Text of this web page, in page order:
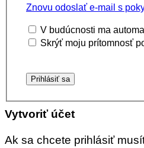
Znovu odoslať e-mail s
V budúcnosti ma
Skrýť moju prítomnosť
Vytvoriť účet
Ak sa chcete prihlásiť